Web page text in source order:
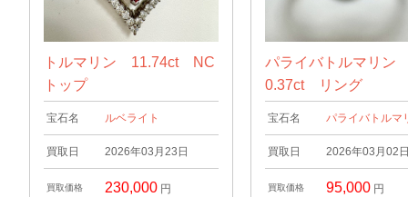
トルマリン 11.74ct NC
トップ
宝石名 ルベライト
買取日 2026年03月23日
買取価格 230,000 円
パライバトルマリ
0.37ct リング
宝石名 パライバトルマ
買取日 2026年03月02
買取価格 95,000 円